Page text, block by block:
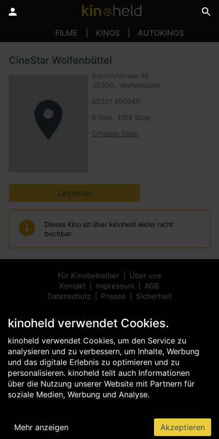
kinoheld verwendet Cookies.
kinoheld verwendet Cookies, um den Service zu
analysieren und zu verbessern, um Inhalte, Werbung
und das digitale Erlebnis zu optimieren und zu
personalisieren. kinoheld teilt auch Informationen
über die Nutzung unserer Website mit Partnern für
soziale Medien, Werbung und Analyse.
Mehr anzeigen Akzeptieren
FILME KINOS AUTOKINOS
CineStar Wolfenbüttel
Bahnhofstraße 9B
38300
Wolfenbüttel
05331 400040
6 Säle
1104 Sitze
Offizielle Seite
Lageplan
Dieses Kino ist über kinoheld leider nicht
buchbar.
Für Kinobetreiber
Über uns
Kontakt
Impressum
AGB
Datenschutz
Presse Sicherheit